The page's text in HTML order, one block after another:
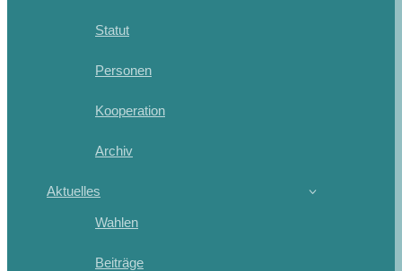
Statut
Personen
Kooperation
Archiv
Aktuelles
Wahlen
Beiträge